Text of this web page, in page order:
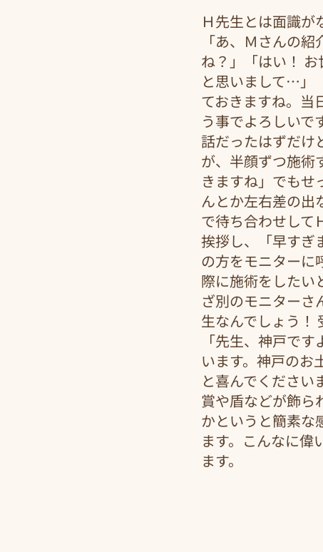
Ｈ先生とは面識
「あ、Ｍさんの
ね？」「はい！
と思いまして…」
ておきますね。当
う事でよろしいで
話だったはずだけ
が、半顔ずつ施術
きますね」でも
んとか左右差の出
で待ち合わせして
挨拶し、「早すぎ
の方をモニターに
際に施術をしたい
ざ別のモニターさ
生なんでしょう！
「先生、神戸で
います。神戸のお
と喜んでください
賞や盾などが飾ら
かというと簡素な
ます。こんなに偉
ます。